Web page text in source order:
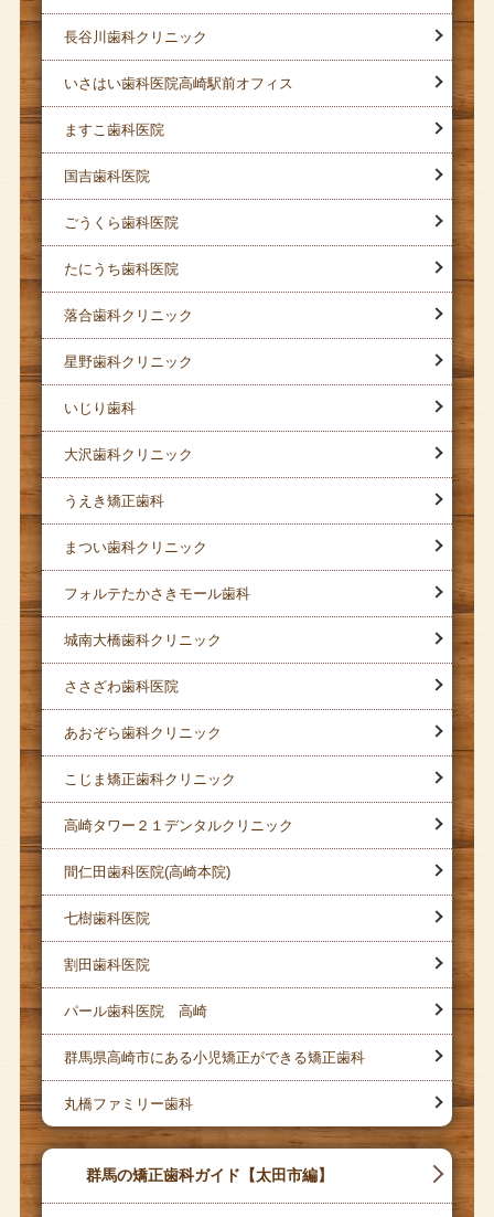
長谷川歯科クリニック
いさはい歯科医院高崎駅前オフィス
ますこ歯科医院
国吉歯科医院
ごうくら歯科医院
たにうち歯科医院
落合歯科クリニック
星野歯科クリニック
いじり歯科
大沢歯科クリニック
うえき矯正歯科
まつい歯科クリニック
フォルテたかさきモール歯科
城南大橋歯科クリニック
ささざわ歯科医院
あおぞら歯科クリニック
こじま矯正歯科クリニック
高崎タワー２１デンタルクリニック
間仁田歯科医院(高崎本院)
七樹歯科医院
割田歯科医院
パール歯科医院 高崎
群馬県高崎市にある小児矯正ができる矯正歯科
丸橋ファミリー歯科
群馬の矯正歯科ガイド【太田市編】